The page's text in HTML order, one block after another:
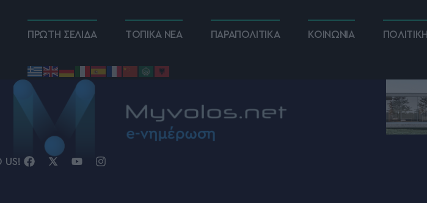
ΠΡΩΤΗ ΣΕΛΙΔΑ ΤΟΠΙΚΑ ΝΕΑ ΠΑΡΑΠΟΛΙΤΙΚΑ ΚΟΙΝΩΝΙΑ ΠΟΛΙΤΙΚΗ
US!